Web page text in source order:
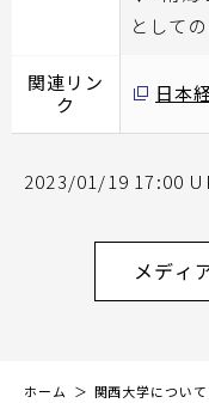
として
関連リン
ク
日本
2023/01/19 17:00
メディ
ホーム 関西大学について